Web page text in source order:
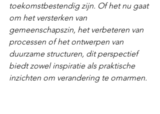
toekomstbestendig zijn. Of het nu gaat
om het versterken van
gemeenschapszin, het verbeteren van
processen of het ontwerpen van
duurzame structuren, dit perspectief
biedt zowel inspiratie als praktische
inzichten om verandering te omarmen.